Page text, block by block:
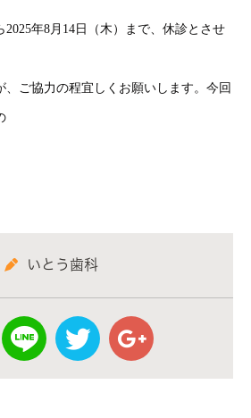
2025年8月14日（木）まで、休診とさせ
、ご協力の程宜しくお願いします。今回
いとう歯科